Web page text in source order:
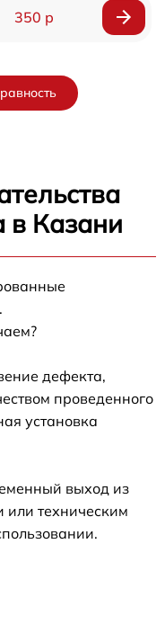
350 р
в Казани
дефекта,
проведенного
установка
выход из
или техническим